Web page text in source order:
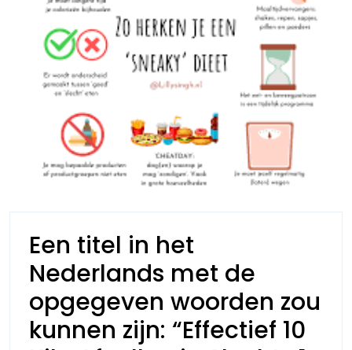
Een titel in het
Nederlands met de
opgegeven woorden zou
kunnen zijn: “Effectief 10